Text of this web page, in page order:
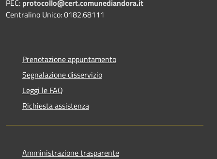
PEC: protocollo@cert.comunediandora.it
Centralino Unico: 0182.68111
Prenotazione appuntamento
Segnalazione disservizio
Leggi le FAQ
Richiesta assistenza
Amministrazione trasparente